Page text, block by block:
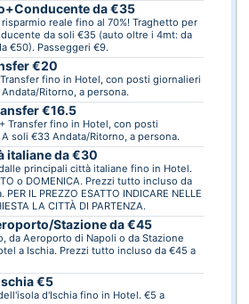
da €35
reale fino al 70%! Traghetto per
da soli €35 (auto oltre i 4mt: da
€50). Passeggeri €9.
€20
fino in Hotel, con posti giornalieri
Ritorno, a persona.
€16.5
Transfer fino in Hotel, con posti
soli €33 Andata/Ritorno, a persona.
italiane da €30
principali città italiane fino in Hotel.
o DOMENICA. Prezzi tutto incluso da
IL PREZZO ESATTO INDICARE NELLE
LA CITTÀ DI PARTENZA.
Stazione da €45
da Aeroporto di Napoli o da Stazione
a Ischia. Prezzi tutto incluso da €45 a
€5
d'Ischia fino in Hotel. €5 a